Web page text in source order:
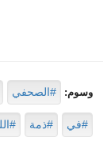
وسوم: #الصحفي
#في #ذمة